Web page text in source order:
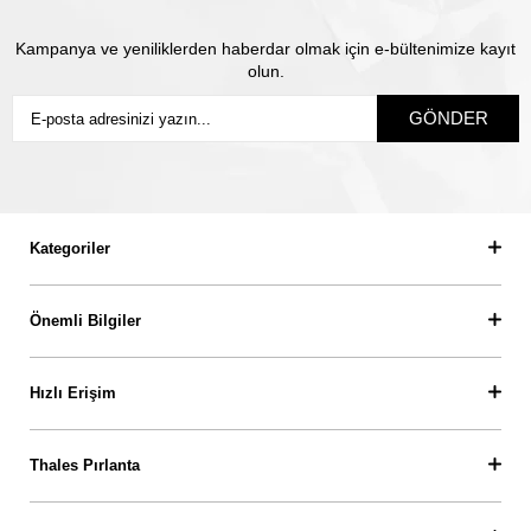
Kampanya ve yeniliklerden haberdar olmak için e-bültenimize kayıt
olun.
GÖNDER
Kategoriler
Önemli Bilgiler
Hızlı Erişim
Thales Pırlanta